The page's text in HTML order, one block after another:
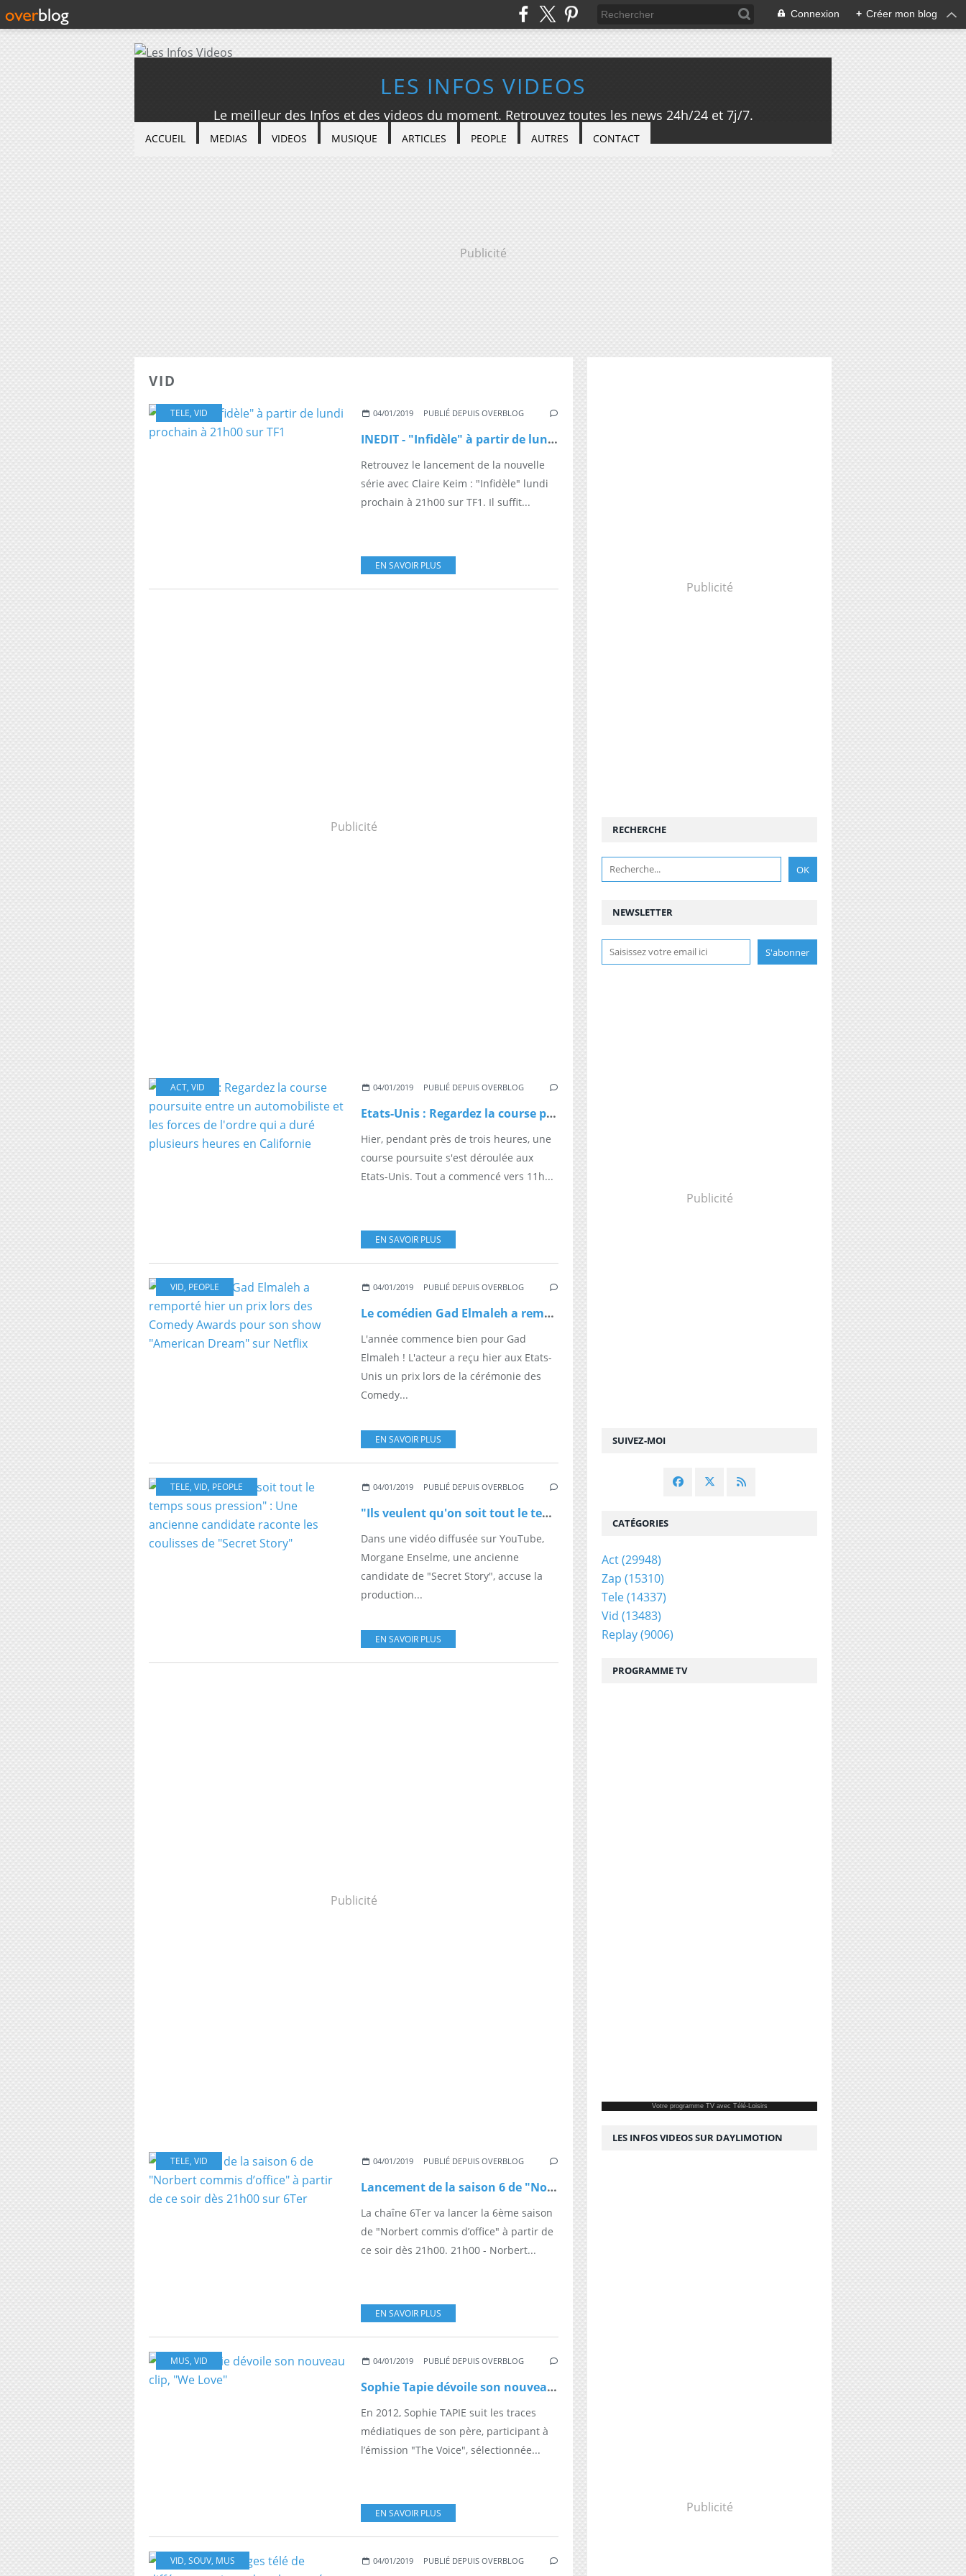
Connexion + Créer mon blog
LES INFOS VIDEOS
Le meilleur des Infos et des videos du moment. Retrouvez toutes les news 24h/24 et 7j/7.
ACCUEIL MEDIAS VIDEOS MUSIQUE ARTICLES PEOPLE AUTRES CONTACT
Publicité
VID
TELE, VID 04/01/2019 PUBLIÉ DEPUIS OVERBLOG
INEDIT - "Infidèle" à partir de lundi prochain à 21h00 sur TF1
Retrouvez le lancement de la nouvelle
série avec Claire Keim : "Infidèle" lundi
prochain à 21h00 sur TF1. Il suffit...
EN SAVOIR PLUS
Publicité
ACT, VID 04/01/2019 PUBLIÉ DEPUIS OVERBLOG
Etats-Unis : Regardez la course poursuite entre un automobiliste et les forces de l'ordre qui a duré plusieurs heures en Californie
Hier, pendant près de trois heures, une
course poursuite s'est déroulée aux
Etats-Unis. Tout a commencé vers 11h...
EN SAVOIR PLUS
VID, PEOPLE 04/01/2019 PUBLIÉ DEPUIS OVERBLOG
Le comédien Gad Elmaleh a remporté hier un prix lors des Comedy Awards pour son show "American Dream" sur Netflix
L'année commence bien pour Gad
Elmaleh ! L'acteur a reçu hier aux Etats-
Unis un prix lors de la cérémonie des
Comedy...
EN SAVOIR PLUS
TELE, VID, PEOPLE 04/01/2019 PUBLIÉ DEPUIS OVERBLOG
"Ils veulent qu'on soit tout le temps sous pression" : Une ancienne candidate raconte les coulisses de "Secret Story"
Dans une vidéo diffusée sur YouTube,
Morgane Enselme, une ancienne
candidate de "Secret Story", accuse la
production...
EN SAVOIR PLUS
Publicité
TELE, VID 04/01/2019 PUBLIÉ DEPUIS OVERBLOG
Lancement de la saison 6 de "Norbert commis d’office" à partir de ce soir dès 21h00 sur 6Ter
La chaîne 6Ter va lancer la 6ème saison
de "Norbert commis d’office" à partir de
ce soir dès 21h00. 21h00 - Norbert...
EN SAVOIR PLUS
MUS, VID 04/01/2019 PUBLIÉ DEPUIS OVERBLOG
Sophie Tapie dévoile son nouveau clip, "We Love"
En 2012, Sophie TAPIE suit les traces
médiatiques de son père, participant à
l’émission "The Voice", sélectionnée...
EN SAVOIR PLUS
VID, SOUV, MUS 04/01/2019 PUBLIÉ DEPUIS OVERBLOG
Publicité
NEWSLETTER
SUIVEZ-MOI
RECHERCHE
Publicité
CATÉGORIES
Act(29948)
Zap (15310)
Tele(14337)
Vid (13483)
Replay(9006)
PROGRAMME TV
Votre programme TVavec Télé-Loisirs
LES INFOS VIDEOS SUR DAYLIMOTION
Publicité